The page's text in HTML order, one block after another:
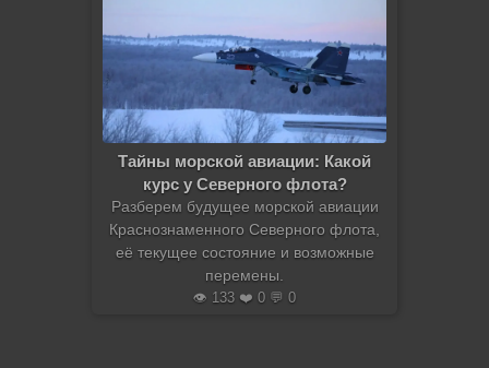
Тайны морской авиации: Какой
курс у Северного флота?
Разберем будущее морской авиации
Краснознаменного Северного флота,
её текущее состояние и возможные
перемены.
👁️ 133 ❤️ 0 💬 0